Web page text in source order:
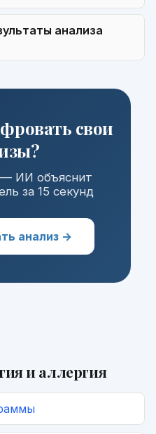
анализа
свои
— ИИ объяснит
за 15 секунд
анализ →
и аллергия